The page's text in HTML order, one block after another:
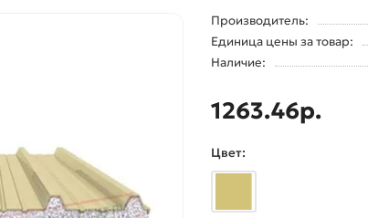
Производитель:
Единица цены за товар:
Наличие:
1263.46р.
Цвет: